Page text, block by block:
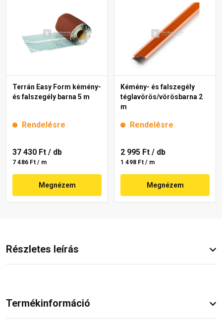
Terrán Easy Form kémény-
és falszegély barna 5 m
Rendelésre
37 430 Ft / db
7 486 Ft / m
Megnézem
Kémény- és falszegély
téglavörös/vörösbarna 2
m
Rendelésre
2 995 Ft / db
1 498 Ft / m
Megnézem
Részletes leírás
Termékinformáció